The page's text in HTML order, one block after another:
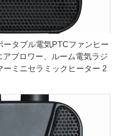
ータブル電気PTCファンヒー
ブロワー、ルーム電気ラジ
ーミニセラミックヒーター 2